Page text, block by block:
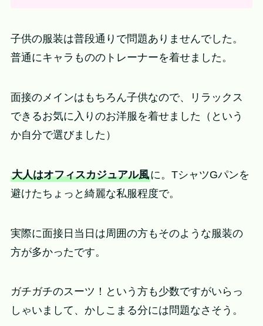
子供の服装は普段通りで問題ありませんでした。
普通にキャラもののトレーナーを着せました。
面接のメインはもちろん子供なので、リラックス
できるお気に入りのお洋服を着せました（という
か自分で選びました）
大人はオフィスカジュアル風に。TシャツGパンを
避けたちょっと綺麗な私服程度で。
実際に面接日当日は周囲の方もそのような服装の
方が多かったです。
ガチガチのスーツ！という方も少数ですがいらっ
しゃいまして、かしこまる分には問題なさそう。